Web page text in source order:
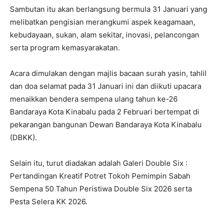
Sambutan itu akan berlangsung bermula 31 Januari yang
melibatkan pengisian merangkumi aspek keagamaan,
kebudayaan, sukan, alam sekitar, inovasi, pelancongan
serta program kemasyarakatan.
Acara dimulakan dengan majlis bacaan surah yasin, tahlil
dan doa selamat pada 31 Januari ini dan diikuti upacara
menaikkan bendera sempena ulang tahun ke-26
Bandaraya Kota Kinabalu pada 2 Februari bertempat di
pekarangan bangunan Dewan Bandaraya Kota Kinabalu
(DBKK).
Selain itu, turut diadakan adalah Galeri Double Six :
Pertandingan Kreatif Potret Tokoh Pemimpin Sabah
Sempena 50 Tahun Peristiwa Double Six 2026 serta
Pesta Selera KK 2026.